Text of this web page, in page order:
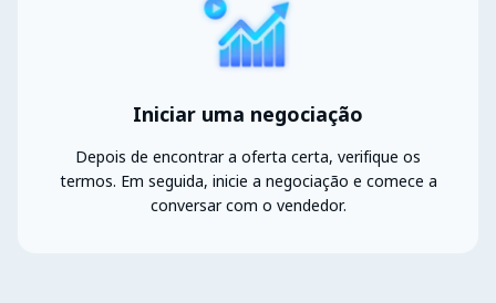
Iniciar uma negociação
Depois de encontrar a oferta certa, verifique os
termos. Em seguida, inicie a negociação e comece a
conversar com o vendedor.